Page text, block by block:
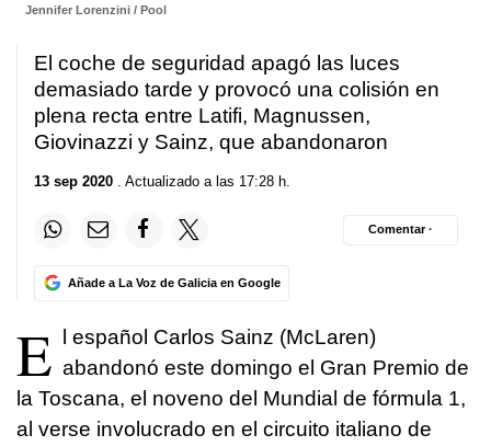
Jennifer Lorenzini / Pool
El coche de seguridad apagó las luces
demasiado tarde y provocó una colisión en
plena recta entre Latifi, Magnussen,
Giovinazzi y Sainz, que abandonaron
13 sep 2020 . Actualizado a las 17:28 h.
Añade a La Voz de Galicia en Google
Comentar ·
E l español Carlos Sainz (McLaren)
abandonó este domingo el Gran Premio de
la Toscana, el noveno del Mundial de fórmula 1,
al verse involucrado en el circuito italiano de